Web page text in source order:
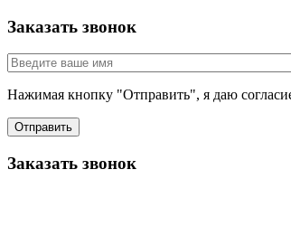
Заказать звонок
Нажимая кнопку "Отправить", я даю
Отправить
Заказать звонок